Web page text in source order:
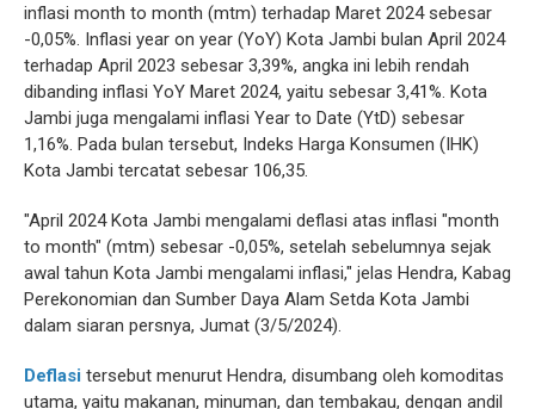
inflasi month to month (mtm) terhadap Maret 2024 sebesar
-0,05%. Inflasi year on year (YoY) Kota Jambi bulan April 2024
terhadap April 2023 sebesar 3,39%, angka ini lebih rendah
dibanding inflasi YoY Maret 2024, yaitu sebesar 3,41%. Kota
Jambi juga mengalami inflasi Year to Date (YtD) sebesar
1,16%. Pada bulan tersebut, Indeks Harga Konsumen (IHK)
Kota Jambi tercatat sebesar 106,35.
"April 2024 Kota Jambi mengalami deflasi atas inflasi "month
to month" (mtm) sebesar -0,05%, setelah sebelumnya sejak
awal tahun Kota Jambi mengalami inflasi," jelas Hendra, Kabag
Perekonomian dan Sumber Daya Alam Setda Kota Jambi
dalam siaran persnya, Jumat (3/5/2024).
Deflasi tersebut menurut Hendra, disumbang oleh komoditas
utama, yaitu makanan, minuman, dan tembakau, dengan andil